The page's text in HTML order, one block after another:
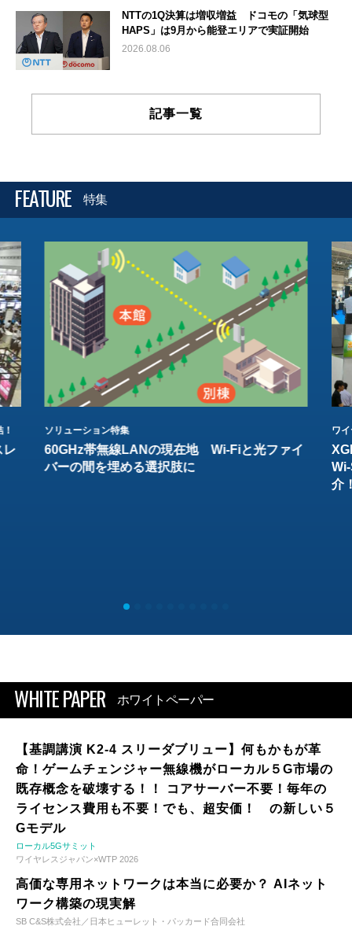
NTTの1Q決算は増収増益 ドコモの「気球型
HAPS」は9月から能登エリアで実証開始
2026.08.06
記事一覧
FEATURE 特集
レ
ソリューション特集
60GHz帯無線LANの現在地 Wi-Fiと光ファイ
バーの間を埋める選択肢に
ワ
介
WHITE PAPER ホワイトペーパー
【基調講演 K2-4 スリーダブリュー】何もかもが革
命！ゲームチェンジャー無線機がローカル５G市場の
既存概念を破壊する！！ コアサーバー不要！毎年の
ライセンス費用も不要！でも、超安価！ の新しい５
Gモデル
ローカル5Gサミット
ワイヤレスジャパン×WTP 2026
高価な専用ネットワークは本当に必要か？ AIネット
ワーク構築の現実解
SB C&S株式会社／日本ヒューレット・パッカード合同会社